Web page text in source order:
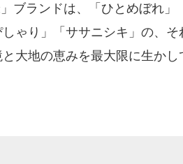
ブランドは、「ひとめぼれ」
ゃり」「ササニシキ」の、
大地の恵みを最大限に生か